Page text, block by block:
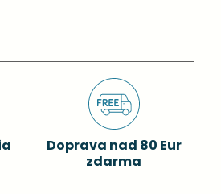
Doprava nad 80 Eur
zdarma